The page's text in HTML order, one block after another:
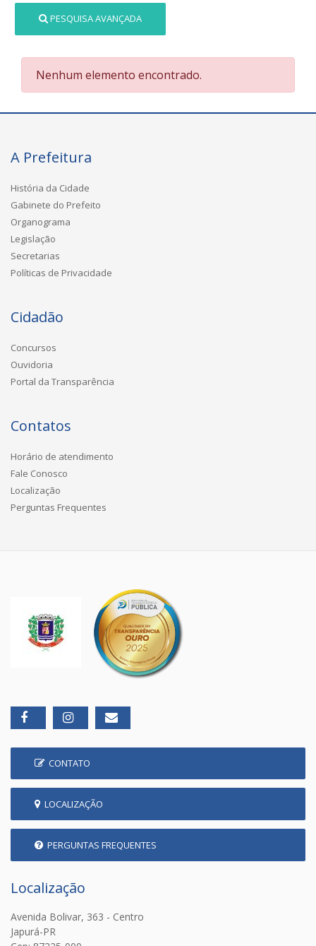
PESQUISA AVANÇADA
Nenhum elemento encontrado.
A Prefeitura
História da Cidade
Gabinete do Prefeito
Organograma
Legislação
Secretarias
Políticas de Privacidade
Cidadão
Concursos
Ouvidoria
Portal da Transparência
Contatos
Horário de atendimento
Fale Conosco
Localização
Perguntas Frequentes
CONTATO
LOCALIZAÇÃO
PERGUNTAS FREQUENTES
Localização
Avenida Bolivar, 363 - Centro
Japurá-PR